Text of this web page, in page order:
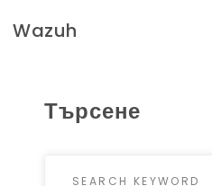
Wazuh
Търсене